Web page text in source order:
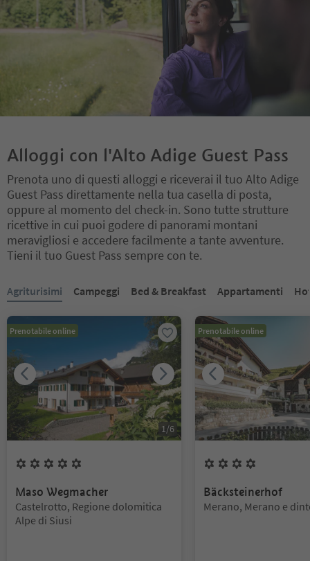
Alloggi con l'Alto Adige Guest Pass
Prenota uno di questi alloggi e riceverai il tuo Alto Adige
Guest Pass direttamente nella tua casella di posta,
oppure al momento del check-in. Sono tutte strutture
ricettive in cui puoi godere di panorami montani
meravigliosi e accedere facilmente a tante avventure.
Tieni il tuo Guest Pass sempre con te.
Agriturisimi Campeggi Bed & Breakfast Appartamenti
Prenotabile online
1 /6
Maso Wegmacher
Posizione:
Castelrotto, Regione dolomitica
Alpe di Siusi
Prenotabile online
Bäcksteinerhof
Posizione:
Merano, Merano e